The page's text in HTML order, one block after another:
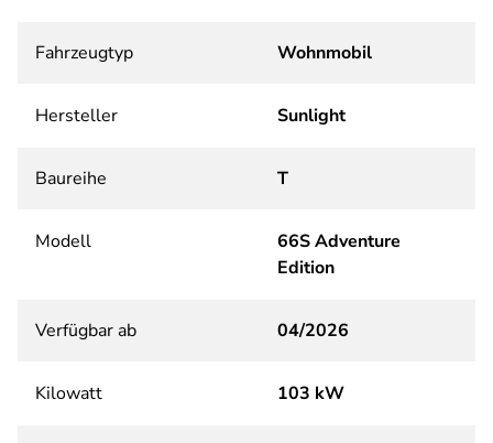
Fahrzeugtyp Wohnmobil
Hersteller Sunlight
Baureihe T
Modell
66S Adventure
Edition
Verfügbar ab 04/2026
Kilowatt 103 kW